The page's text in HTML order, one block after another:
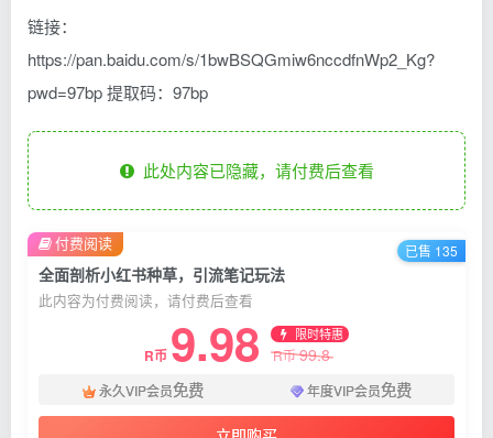
链接：
https://pan.baidu.com/s/1bwBSQGmiw6nccdfnWp2_Kg?
pwd=97bp 提取码：97bp
此处内容已隐藏，请付费后查看
全面剖析小红书种草，引流笔记玩法
此内容为付费阅读，请付费后查看
R币 9.98 限时特惠
R币99.8
永久VIP会员免费 年度VIP会员免费
付费阅读 已售 135